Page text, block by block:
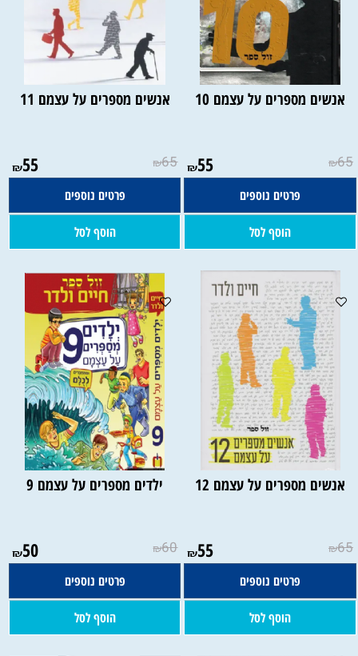
אנשים מספרים על עצמם 10
₪65
₪55
פרטים נוספים
הוסף לסל
אנשים מספרים על עצמם 11
₪65
₪55
פרטים נוספים
הוסף לסל
אנשים מספרים על עצמם 12
₪65
₪55
פרטים נוספים
הוסף לסל
ילדים מספרים על עצמם 9
₪60
₪50
פרטים נוספים
הוסף לסל